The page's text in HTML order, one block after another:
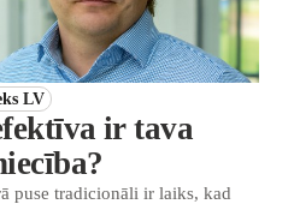
LV
ir tava
puse tradicionāli ir laiks, kad